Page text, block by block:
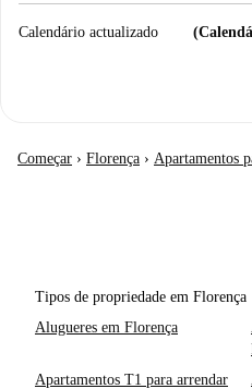
Calendário actualizado
Começar › Florença › Apartamentos
Tipos de propriedade em Florença
Alugueres em Florença
Apartamentos T1 para arrendar